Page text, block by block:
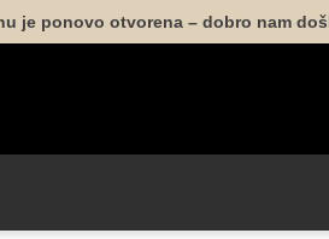
je ponovo otvorena – dobro nam